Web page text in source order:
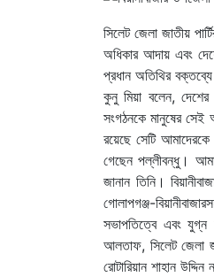
সিলেট জেলা জাতীয়
অধিকার আদায় এবং
প্রধান অতিথির
কুনু মিয়া বলেন, দেশের
সংগঠনকে মানুষের সেই
রয়েছে সেটি
গেছেন পল্লীবন্ধু।
জানান তিনি।
গোলাপগঞ্জ-
সভাপতিত্বে এবং যুগ্ন
আলতাফ, সিলেট জেলা
রোটারিয়ান শাহান উদ্দিন